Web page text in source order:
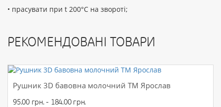
• прасувати при t 200°С на звороті;
РЕКОМЕНДОВАНІ ТОВАРИ
Рушник 3D бавовна молочний ТМ Ярослав
95.00 грн. - 184.00 грн.